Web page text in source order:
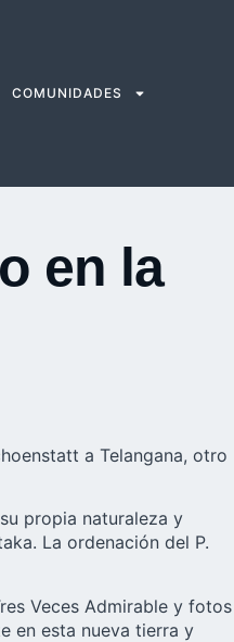
COMUNIDADES
en la
a Telangana, otro
propia naturaleza y
La ordenación del P.
Veces Admirable y fotos
en esta nueva tierra y